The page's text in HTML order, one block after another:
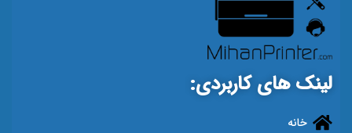
لینک های کاربردی:
خانه